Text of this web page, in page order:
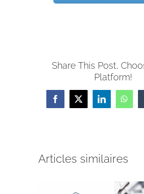
Share This Post,
Platform!
Facebook
X LinkedIn
Articles similaires